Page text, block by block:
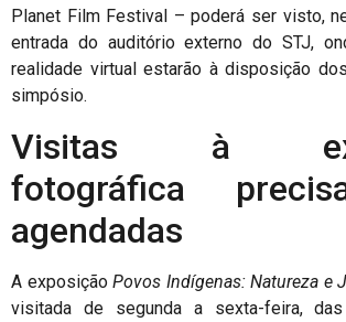
Planet Film Festival – poderá ser visto,
entrada do auditório externo do STJ,
realidade virtual estarão à disposição
simpósio.
Visitas à
fotográfica
agendadas
A exposição Povos Indígenas: Natureza e
visitada de segunda a sexta-feira,